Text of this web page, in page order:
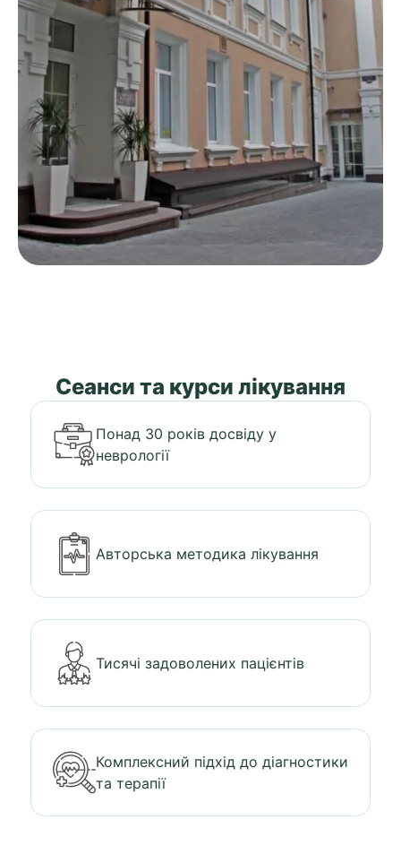
Сеанси та курси лікування
Понад 30 років досвіду у
неврології
Авторська методика лікування
Тисячі задоволених пацієнтів
Комплексний підхід до діагностики
та терапії